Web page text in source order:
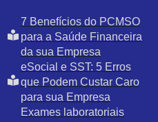
7 Benefícios do PCMSO
para a Saúde Financeira
da sua Empresa
eSocial e SST: 5 Erros
que Podem Custar Caro
para sua Empresa
Exames laboratoriais